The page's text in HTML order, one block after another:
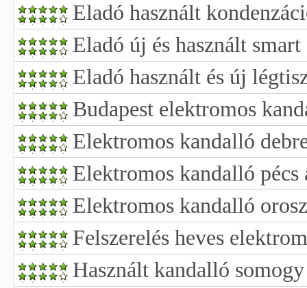
Eladó használt
Eladó új és használt smart
Eladó használt és új
Budapest elektromos
Elektromos kandalló
Elektromos kandalló pécs
Elektromos kandalló
Felszerelés heves
Használt kandalló